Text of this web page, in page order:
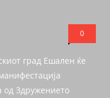
0
град Ешален ќе
од Здружението